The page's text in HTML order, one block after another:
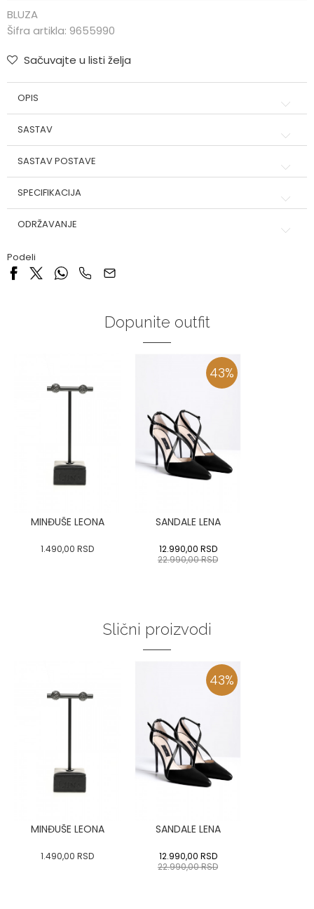
BLUZA
Šifra artikla: 9655990
Sačuvajte u listi želja
OPIS
SASTAV
SASTAV POSTAVE
SPECIFIKACIJA
ODRŽAVANJE
Podeli
Dopunite outfit
MINĐUŠE LEONA
1.490,00 RSD
43%
SANDALE LENA
12.990,00 RSD
22.990,00RSD
Slični proizvodi
MINĐUŠE LEONA
1.490,00 RSD
43%
SANDALE LENA
12.990,00 RSD
22.990,00RSD